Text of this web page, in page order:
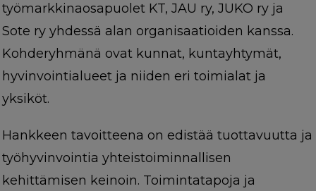
työmarkkinaosapuolet KT, JAU ry, JUKO ry ja
Sote ry yhdessä alan organisaatioiden kanssa.
Kohderyhmänä ovat kunnat, kuntayhtymät,
hyvinvointialueet ja niiden eri toimialat ja
yksiköt.
Hankkeen tavoitteena on edistää tuottavuutta ja
työhyvinvointia yhteistoiminnallisen
kehittämisen keinoin. Toimintatapoja ja